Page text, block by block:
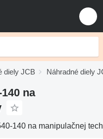
diely JCB Náhradné diely
na
140 na manipulačnej